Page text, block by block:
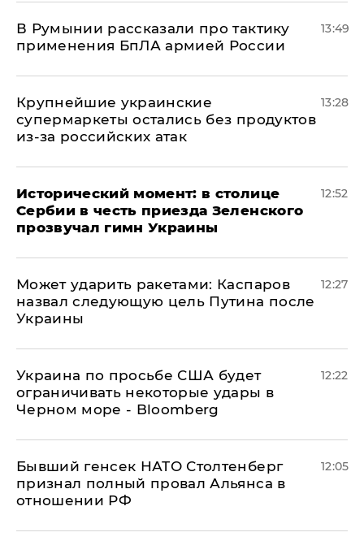
В Румынии рассказали про тактику
применения БпЛА армией России
13:49
Крупнейшие украинские
супермаркеты остались без продуктов
из-за российских атак
13:28
Исторический момент: в столице
Сербии в честь приезда Зеленского
прозвучал гимн Украины
12:52
Может ударить ракетами: Каспаров
назвал следующую цель Путина после
Украины
12:27
Украина по просьбе США будет
ограничивать некоторые удары в
Черном море - Bloomberg
12:22
Бывший генсек НАТО Столтенберг
признал полный провал Альянса в
отношении РФ
12:05